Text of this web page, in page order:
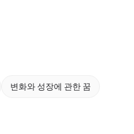
변화와 성장에 관한 꿈